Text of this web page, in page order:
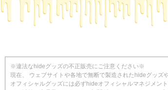
※違法なhideグッズの不正販売にご注意ください※
現在、 ウェブサイトや各地で無断で製造されたhideグッ
オフィシャルグッズには必ずhideオフィシャルマネジメン